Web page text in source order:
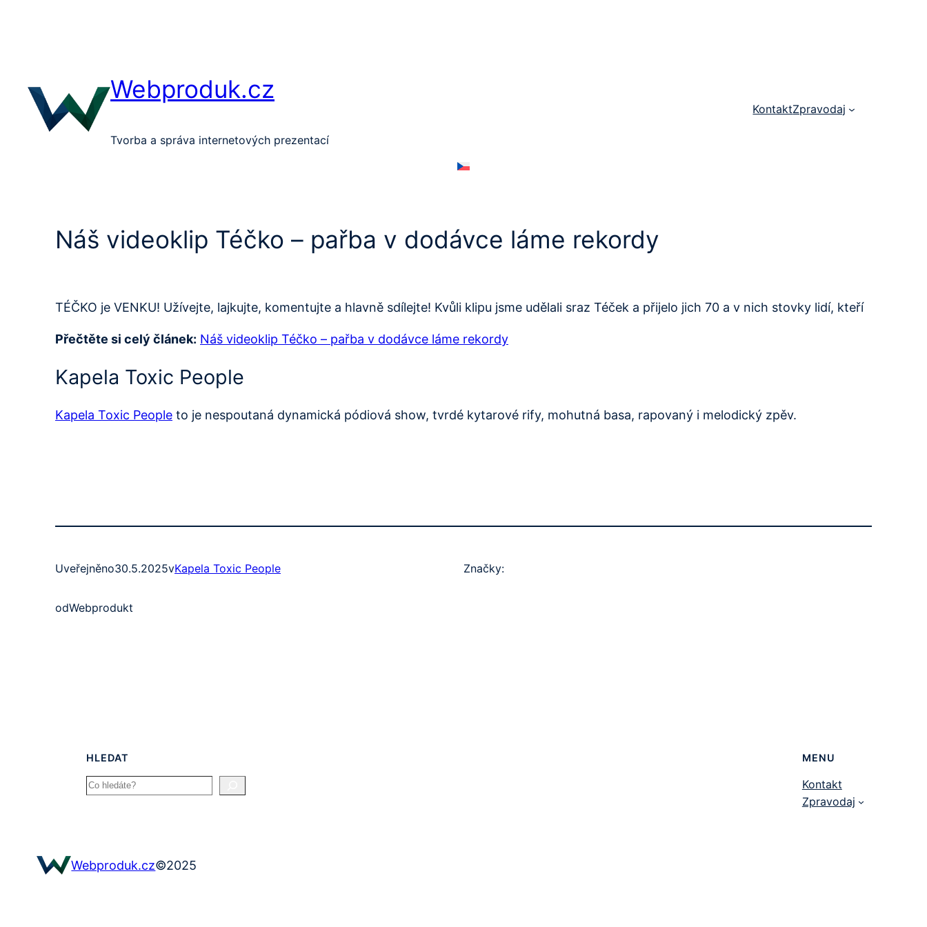
Webproduk.cz
Tvorba a správa internetových prezentací
KontaktZpravodaj
Náš videoklip Téčko – pařba v dodávce láme rekordy
TÉČKO je VENKU! Užívejte, lajkujte, komentujte a hlavně sdílejte! Kvůli klipu jsme udělali sraz Téček a přijelo jich 70 a v nich stovky lidí, kteří
Přečtěte si celý článek: Náš videoklip Téčko – pařba v dodávce láme rekordy
Kapela Toxic People
Kapela Toxic People to je nespoutaná dynamická pódiová show, tvrdé kytarové rify, mohutná basa, rapovaný i melodický zpěv.
Uveřejněno30.5.2025vKapela Toxic People
odWebprodukt
Značky:
HLEDAT
Search
MENU
Kontakt
Zpravodaj
Webproduk.cz©2025